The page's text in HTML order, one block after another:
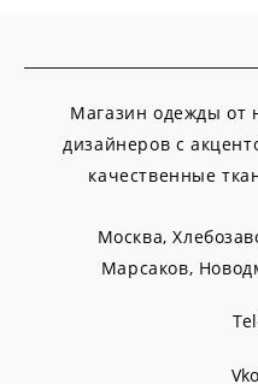
Магазин одежды от
дизайнеров с
качественные
Москва,
Марсаков,